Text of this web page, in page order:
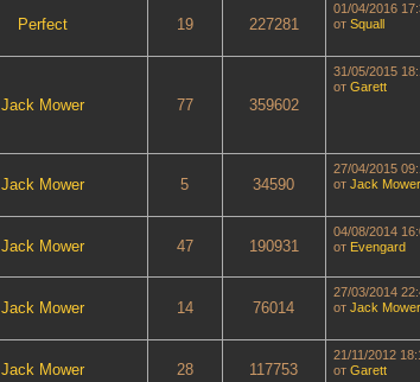
Perfect 19 227281
01/04/2016
отSquall
Jack Mower 77 359602
31/05/2015
отGarett
Jack Mower 5 34590
27/04/2015
отJack Mower
Jack Mower 47 190931
04/08/2014
от Evengard
Jack Mower 14 76014
27/03/2014
отJack Mower
Jack Mower 28 117753
21/11/2012
отGarett